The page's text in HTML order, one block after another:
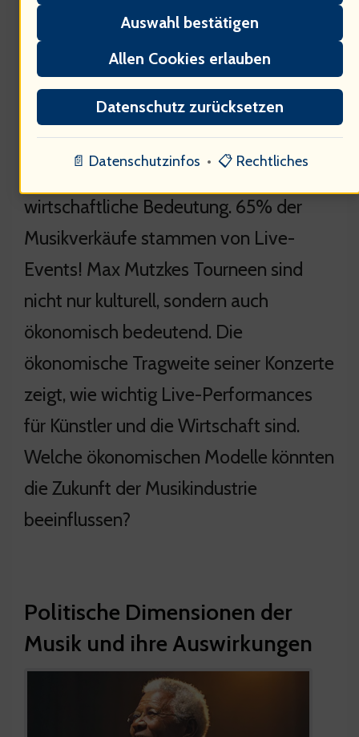
Die Musikindustrie hat immense
wirtschaftliche Bedeutung. 65% der
Musikverkäufe stammen von Live-
Events! Max Mutzkes Tourneen sind
nicht nur kulturell, sondern auch
ökonomisch bedeutend. Die
ökonomische Tragweite seiner Konzerte
zeigt, wie wichtig Live-Performances
für Künstler und die Wirtschaft sind.
Welche ökonomischen Modelle könnten
die Zukunft der Musikindustrie
beeinflussen?
Politische Dimensionen der
Musik und ihre Auswirkungen
Auswahl bestätigen
Allen Cookies erlauben
Datenschutz zurücksetzen
📄 Datenschutzinfos • 📋 Rechtliches